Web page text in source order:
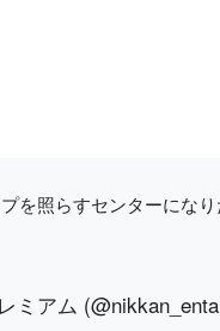
を照らすセンターにな
アム